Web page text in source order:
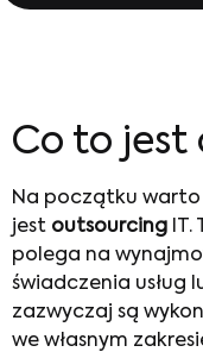
Co to jest
Na początku warto
jest outsourcing
polega na
świadczenia usług
zazwyczaj są
we własnym